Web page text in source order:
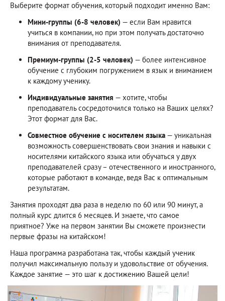
Выберите формат обучения, который подходит именно Вам:
Мини-группы (6-8 человек) — если Вам нравится
учиться в компании, но при этом получать достаточно
внимания от преподавателя.
Премиум-группы (2-5 человек) — более интенсивное
обучение с глубоким погружением в язык и вниманием
к каждому ученику.
Индивидуальные занятия — хотите, чтобы
преподаватель сосредоточился только на Ваших целях?
Этот формат для Вас.
Совместное обучение с носителем языка — уникальная
возможность совершенствовать свои знания и навыки с
носителями китайского языка или обучаться у двух
преподавателей сразу – отечественного и иностранного,
которые работают в команде, ведя Вас к оптимальным
результатам.
Занятия проходят два раза в неделю по 60 или 90 минут, а
полный курс длится 6 месяцев. И знаете, что самое
приятное? Уже на первом занятии Вы сможете произнести
первые фразы на китайском!
Наша программа разработана так, чтобы каждый ученик
получил максимальную пользу и удовольствие от обучения.
Каждое занятие — это шаг к достижению Вашей цели!